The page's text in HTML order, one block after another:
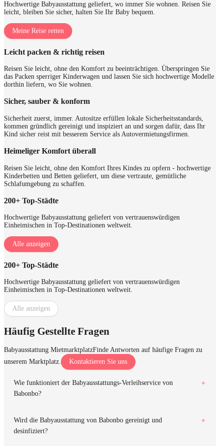
Hochwertige Babyausstattung geliefert, wo immer Sie wohnen. Reisen Sie
leicht, bleiben Sie sicher, halten Sie Ihr Baby bequem.
Meine Reise retten
Leicht packen & richtig reisen
Reisen Sie leicht, ohne den Komfort zu beeinträchtigen. Überspringen Sie
das Packen sperriger Kinderwagen und lassen Sie sich hochwertige Modelle
dorthin liefern, wo Sie wohnen.
Sicher, sauber & konform
Sicherheit zuerst, immer. Autositze erfüllen lokale Sicherheitsstandards,
kommen gründlich gereinigt und inspiziert an und sorgen dafür, dass Ihr
Kind sicher reist mit besserem Service als Autovermietungsfirmen.
Heimeliger Komfort überall
Reisen Sie leicht, ohne den Komfort Ihres Kindes zu opfern - hochwertige
Kinderbetten und Betten geliefert, um diese vertraute, gemütliche
Schlafumgebung zu schaffen.
200+ Top-Städte
Hochwertige Babyausstattung geliefert von vertrauenswürdigen
Einheimischen in Top-Destinationen weltweit.
Alle anzeigen
200+ Top-Städte
Hochwertige Babyausstattung geliefert von vertrauenswürdigen
Einheimischen in Top-Destinationen weltweit.
Alle anzeigen
Häufig Gestellte Fragen
Babyausstattung MietmarktplatzFinde Antworten auf häufige Fragen zu
unserem Marktplatz.
Kontaktieren Sie uns
Wie funktioniert der Babyausstattungs-Verleihservice von
Babonbo?
Wird die Babyausstattung von Babonbo gereinigt und
desinfiziert?